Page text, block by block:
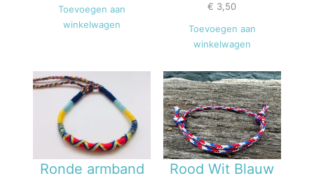
Toevoegen aan
winkelwagen
€ 3,50
Toevoegen aan
winkelwagen
Ronde armband
Rood Wit Blauw